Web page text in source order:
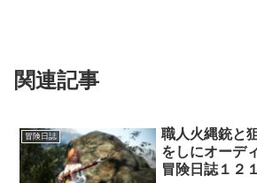
関連記事
冒険日誌
職人火縄銃と
をしにオーデ
冒険日誌１２